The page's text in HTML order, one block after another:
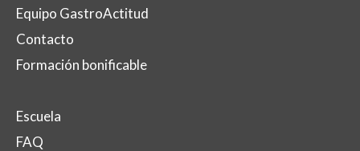
Equipo GastroActitud
Contacto
Formación bonificable
Escuela
FAQ